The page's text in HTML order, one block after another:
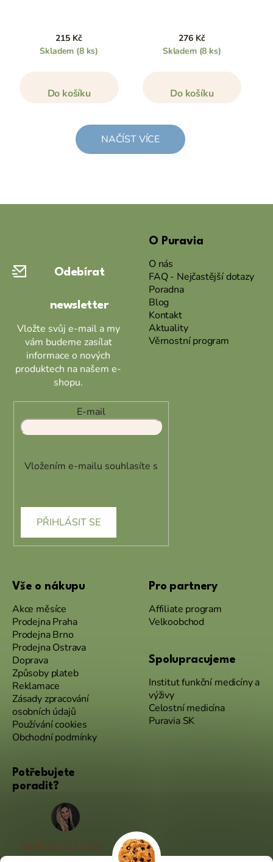
215 Kč
Skladem (8 ks)
Do košíku
276 Kč
Skladem (8 ks)
Do košíku
NAČÍST VÍCE
Odebírat
newsletter
Vložte svůj e-mail a my
vám budeme zasílat
informace o nových
produktech na našem e-
shopu.
E-mail
Vložením e-mailu souhlasíte s
PŘIHLÁSIT SE
O Puravia
O nás
FAQ - Nejčastější dotazy
Poradna
Blog
Kontakt
Aktuality
Věrnostní program
Vše o nákupu
Akce měsíce
Prodejna Praha
Prodejna Brno
Prodejna Ostrava
Doprava
Způsoby plateb
Reklamace
Zásady zpracování
osobních údajů
Používání cookies
Obchodní podmínky
Pro partnery
Affiliate program
Velkoobchod
Spolupracujeme
Institut funkční medicíny a
výživy
Celostní medicína
Puravia SK
Potřebujete
poradit?
+420 227 072 207